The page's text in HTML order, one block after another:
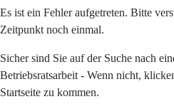
Es ist ein Fehler aufgetreten. Bitte
Zeitpunkt noch einmal.
Sicher sind Sie auf der Suche nach
Betriebsratsarbeit - Wenn nicht,
Startseite zu kommen.